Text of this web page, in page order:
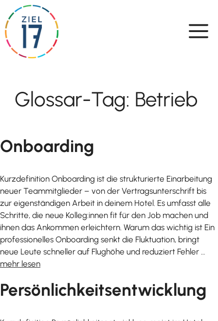
content
Glossar-Tag: Betrieb
Onboarding
Kurzdefinition Onboarding ist die strukturierte Einarbeitung
neuer Teammitglieder – von der Vertragsunterschrift bis
zur eigenständigen Arbeit in deinem Hotel. Es umfasst alle
Schritte, die neue Kolleg:innen fit für den Job machen und
ihnen das Ankommen erleichtern. Warum das wichtig ist Ein
professionelles Onboarding senkt die Fluktuation, bringt
neue Leute schneller auf Flughöhe und reduziert Fehler …
mehr lesen
Persönlichkeitsentwicklung